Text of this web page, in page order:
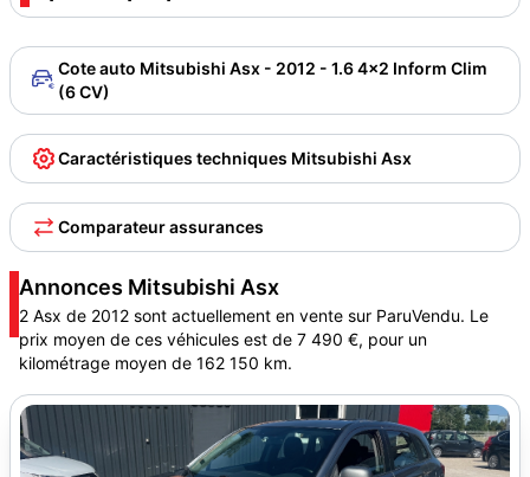
Cote auto Mitsubishi Asx - 2012 - 1.6 4x2 Inform Clim
(6 CV)
Caractéristiques techniques Mitsubishi Asx
Comparateur assurances
Annonces Mitsubishi Asx
2 Asx de 2012 sont actuellement en vente sur ParuVendu. Le
prix moyen de ces véhicules est de 7 490 €, pour un
kilométrage moyen de 162 150 km.